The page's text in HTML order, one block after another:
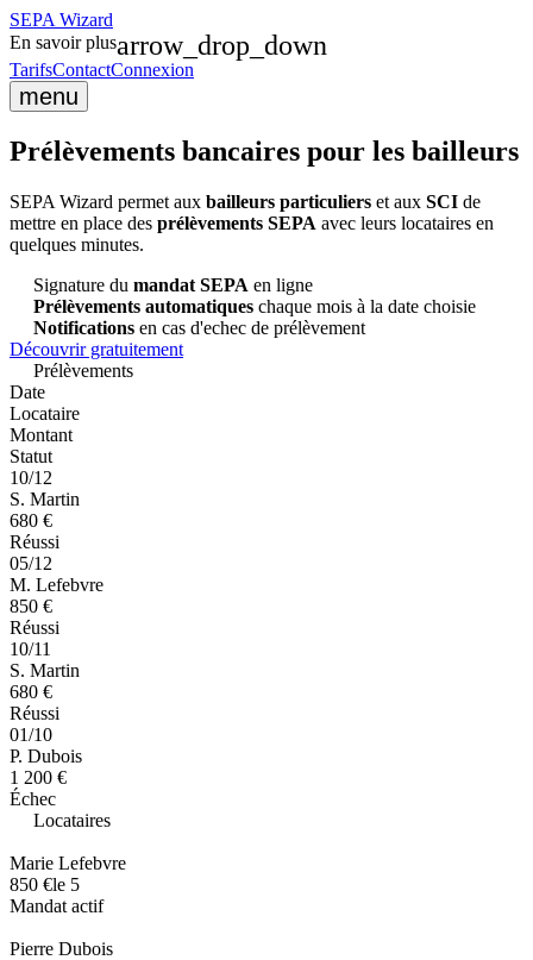
SEPA Wizard
En savoir plusarrow_drop_down
TarifsContactConnexion
menu
Prélèvements bancaires pour les bailleurs
SEPA Wizard permet aux bailleurs particuliers et aux SCI de
mettre en place des prélèvements SEPA avec leurs locataires en
quelques minutes.
Signature du mandat SEPA en ligne
Prélèvements automatiques chaque mois à la date choisie
Notifications en cas d'echec de prélèvement
Découvrir gratuitement
Prélèvements
Date
Locataire
Montant
Statut
10/12
S. Martin
680 €
Réussi
05/12
M. Lefebvre
850 €
Réussi
10/11
S. Martin
680 €
Réussi
01/10
P. Dubois
1 200 €
Échec
Locataires
Marie Lefebvre
850 €le 5
Mandat actif
Pierre Dubois